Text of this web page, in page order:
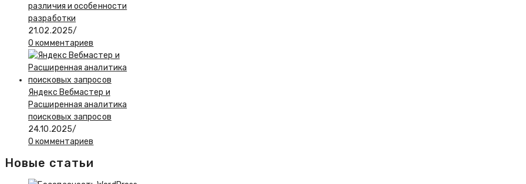
различия и особенности
разработки
21.02.2025/
0 комментариев
Яндекс Вебмастер и
Расширенная аналитика
поисковых запросов
24.10.2025/
0 комментариев
Новые статьи